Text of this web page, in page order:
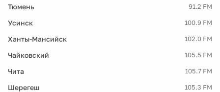
Тюмень 91.2 FM
Усинск 100.9 FM
Ханты-Мансийск 102.0 FM
Чайковский 105.5 FM
Чита 105.7 FM
Шерегеш 105.3 FM